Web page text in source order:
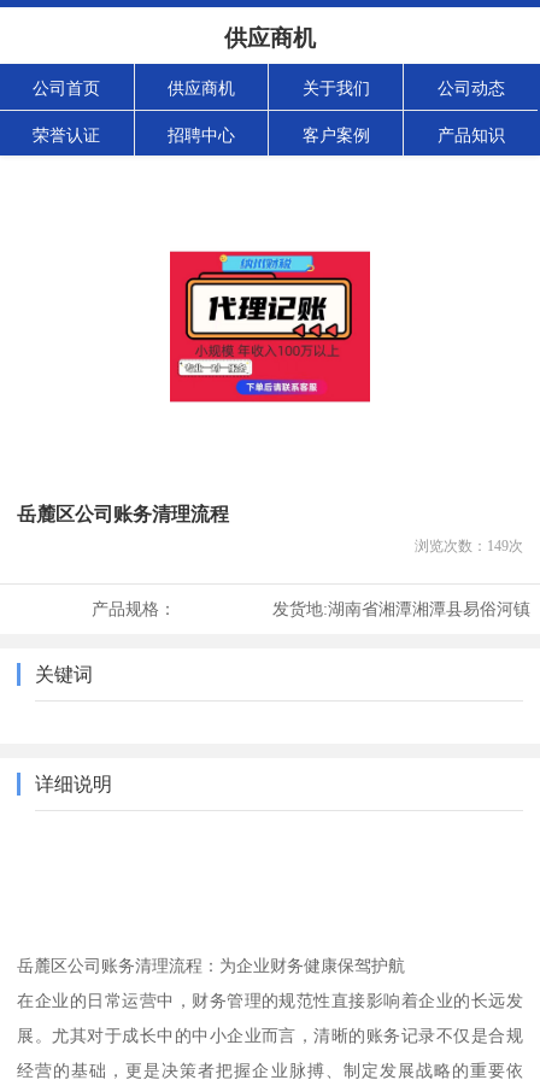
供应商机
公司首页 供应商机 关于我们 公司动态
荣誉认证 招聘中心 客户案例 产品知识
岳麓区公司账务清理流程
浏览次数： 149次
产品规格： 发货地:湖南省湘潭湘潭县易俗河镇
关键词
详细说明
岳麓区公司账务清理流程：为企业财务健康保驾护航
在企业的日常运营中，财务管理的规范性直接影响着企业的长远发
展。尤其对于成长中的中小企业而言，清晰的账务记录不仅是合规
经营的基础，更是决策者把握企业脉搏、制定发展战略的重要依